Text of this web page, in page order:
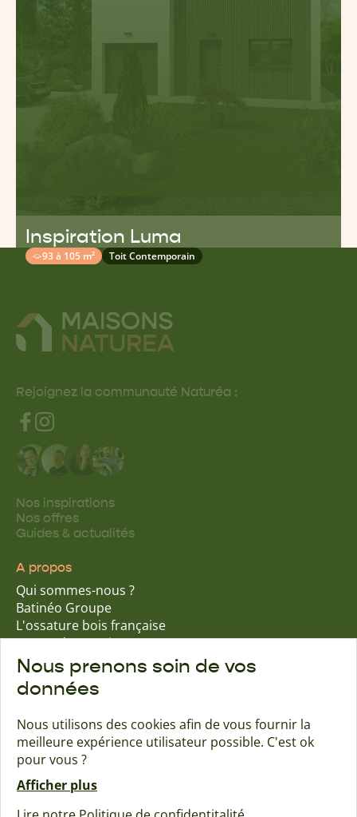
Inspiration Luma
93 à 105 m² Toit Contemporain
Rejoignez la communauté Naturéa :
Nos inspirations
Nos offres
Guides & actualités
A propos
Qui sommes-nous ?
Batinéo Groupe
L'ossature bois française
15 ans d'expertise
Nos engagements écologiques
Nos garanties assurantielles
Trouver une agence Contact
Nous prenons soin de vos
données
Nous utilisons des cookies afin de vous fournir la
meilleure expérience utilisateur possible. C'est ok
pour vous ?
Afficher plus